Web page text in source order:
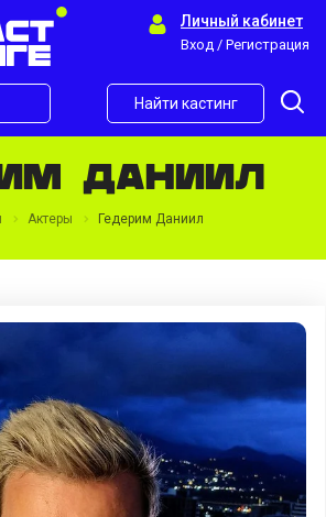
Личный кабинет
Вход / Регистрация
Найти кастинг
Даниил
Актеры Гедерим Даниил